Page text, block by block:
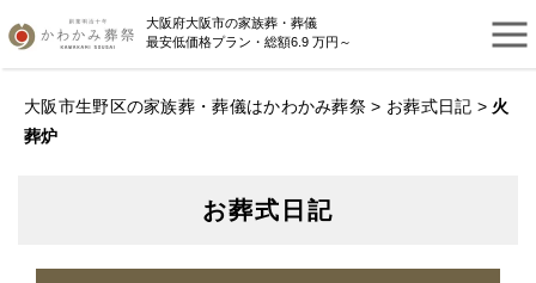
大阪府大阪市の家族葬・葬儀
最安低価格プラン・総額6.9 万円～
大阪市生野区の家族葬・葬儀はかわかみ葬祭 > お葬式日記 > 火
葬炉
お葬式日記